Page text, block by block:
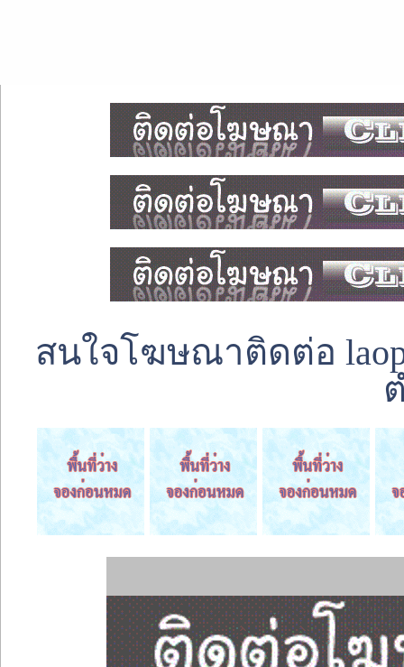
สนใจโฆษณาติดต่อ